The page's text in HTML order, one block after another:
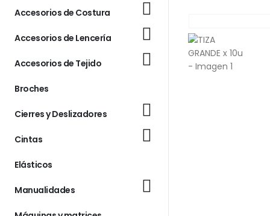
Accesorios de Costura
Accesorios de Lencería
Accesorios de Tejido
Broches
Cierres y Deslizadores
Cintas
Elásticos
Manualidades